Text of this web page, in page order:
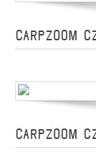
CARPZOOM
CARPZOOM